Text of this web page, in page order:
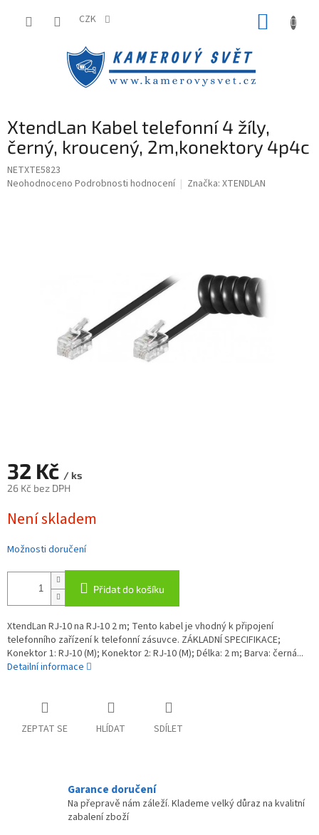
CZK
XtendLan Kabel telefonní 4 žíly,
černý, kroucený, 2m,konektory 4p4c
NETXTE5823
Průměrné
Neohodnoceno Podrobnosti hodnocení Značka: XTENDLAN
32 Kč / ks
26 Kč bez DPH
cena:
Není skladem
Možnosti doručení
Přidat do košíku
XtendLan RJ-10 na RJ-10 2 m; Tento kabel je vhodný k připojení
telefonního zařízení k telefonní zásuvce. ZÁKLADNÍ SPECIFIKACE;
Konektor 1: RJ-10 (M); Konektor 2: RJ-10 (M); Délka: 2 m; Barva: černá...
Detailní informace
ZEPTAT SE HLÍDAT SDÍLET
Garance doručení
Na přepravě nám záleží. Klademe velký důraz na kvalitní
zabalení zboží